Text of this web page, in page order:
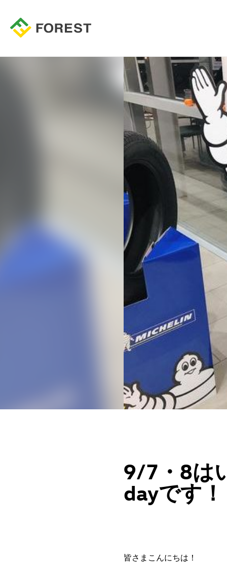
9/7・8は
dayです
皆さまこんにちは！